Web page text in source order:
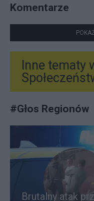
Komentarze
Inne tematy
#Głos Regionów
Brutalny atak